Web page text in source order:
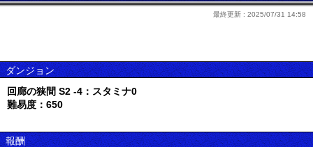
最終更新 : 2025/07/31 14:58
ダンジョン
回廊の狭間 S2 -4：スタミナ0
難易度：650
報酬